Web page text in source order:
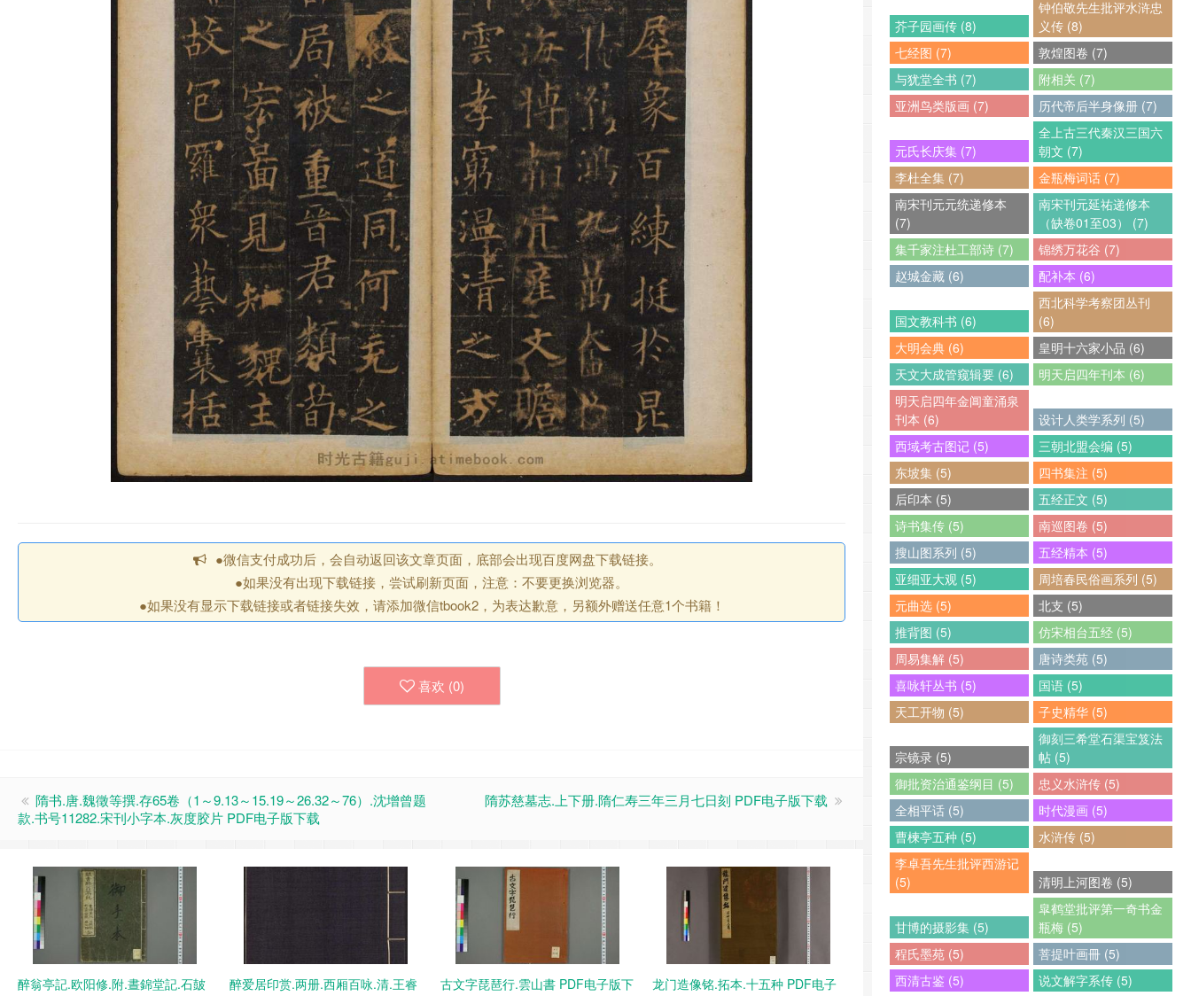
●微信支付成功后，会自动返回该文章页面，底部会出现百度网盘下载链接。
●如果没有出现下载链接，尝试刷新页面，注意：不要更换浏览器。
●如果没有显示下载链接或者链接失效，请添加微信tbook2，为表达歉意，另额外赠送任意1个书籍！
喜欢 (0)
隋书.唐.魏徵等撰.存65卷（1～9.13～15.19～26.32～76）.沈增曾题
款.书号11282.宋刊小字本.灰度胶片 PDF电子版下载
隋苏慈墓志.上下册.隋仁寿三年三月七日刻 PDF电子版下载
醉翁亭記.欧阳修.附.晝錦堂記.石皷
醉爱居印赏.两册.西厢百咏.清.王睿
古文字琵琶行.雲山書 PDF电子版下
龙门造像铭.拓本.十五种 PDF电子
芥子园画传 (8)
钟伯敬先生批评水浒忠
义传 (8)
七经图 (7)
敦煌图卷 (7)
与犹堂全书 (7)
附相关 (7)
亚洲鸟类版画 (7)
历代帝后半身像册 (7)
元氏长庆集 (7)
全上古三代秦汉三国六
朝文 (7)
李杜全集 (7)
金瓶梅词话 (7)
南宋刊元元统递修本
(7)
南宋刊元延祐递修本
（缺卷01至03） (7)
集千家注杜工部诗 (7)
锦绣万花谷 (7)
赵城金藏 (6)
配补本 (6)
国文教科书 (6)
西北科学考察团丛刊
(6)
大明会典 (6)
皇明十六家小品 (6)
天文大成管窥辑要 (6)
明天启四年刊本 (6)
明天启四年金阊童涌泉
刊本 (6)
设计人类学系列 (5)
西域考古图记 (5)
三朝北盟会编 (5)
东坡集 (5)
四书集注 (5)
后印本 (5)
五经正文 (5)
诗书集传 (5)
南巡图卷 (5)
搜山图系列 (5)
五经精本 (5)
亚细亚大观 (5)
周培春民俗画系列 (5)
元曲选 (5)
北支 (5)
推背图 (5)
仿宋相台五经 (5)
周易集解 (5)
唐诗类苑 (5)
喜咏轩丛书 (5)
国语 (5)
天工开物 (5)
子史精华 (5)
宗镜录 (5)
御刻三希堂石渠宝笈法
帖 (5)
御批资治通鉴纲目 (5)
忠义水浒传 (5)
全相平话 (5)
时代漫画 (5)
曹楝亭五种 (5)
水浒传 (5)
李卓吾先生批评西游记
(5)
清明上河图卷 (5)
甘博的摄影集 (5)
皐鹤堂批评第一奇书金
瓶梅 (5)
程氏墨苑 (5)
菩提叶画冊 (5)
西清古鉴 (5)
说文解字系传 (5)